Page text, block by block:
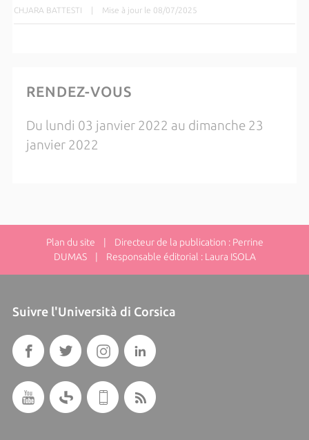
CHJARA BATTESTI Mise à jour le 08/07/2025
RENDEZ-VOUS
Du lundi 03 janvier 2022 au dimanche 23
janvier 2022
Plan du site | Directeur de la publication : Perrine
DUMAS | Responsable éditorial : Laura ISOLA
Suivre l'Università di Corsica